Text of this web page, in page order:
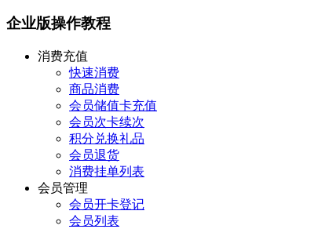
企业版操作教程
消费充值
快速消费
商品消费
会员储值卡充值
会员次卡续次
积分兑换礼品
会员退货
消费挂单列表
会员管理
会员开卡登记
会员列表